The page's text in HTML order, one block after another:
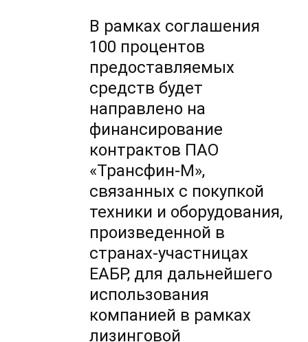
В рамках соглашения
100 процентов
предоставляемых
средств будет
направлено на
финансирование
контрактов ПАО
«Трансфин-М»,
связанных с покупкой
техники и оборудования,
произведенной в
странах-участницах
ЕАБР, для дальнейшего
использования
компанией в рамках
лизинговой